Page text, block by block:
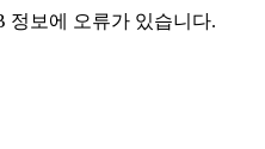
정보에 오류가 있습니다.